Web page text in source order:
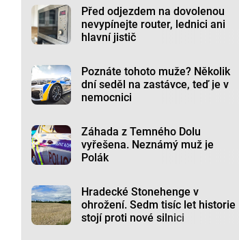
Před odjezdem na dovolenou
nevypínejte router, lednici ani
hlavní jistič
Poznáte tohoto muže? Několik
dní seděl na zastávce, teď je v
nemocnici
Záhada z Temného Dolu
vyřešena. Neznámý muž je
Polák
Hradecké Stonehenge v
ohrožení. Sedm tisíc let historie
stojí proti nové silnici